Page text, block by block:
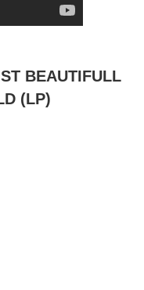
BEAUTIFULL
(LP)